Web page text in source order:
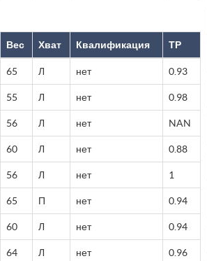
Вес Хват Квалификация ТР
65 Л нет 0.93
55 Л нет 0.98
56 Л нет NAN
60 Л нет 0.88
56 Л нет 1
65 П нет 0.94
60 Л нет 0.94
64 Л нет 0.96